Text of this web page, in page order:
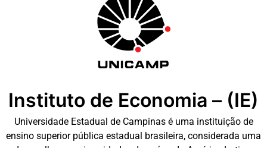
Instituto de Economia – (IE)
Universidade Estadual de Campinas é uma instituição de
ensino superior pública estadual brasileira, considerada uma